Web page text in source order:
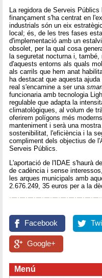
La regidora de Serveis
finançament s'ha centrat en
industrials són un eix
local; és, de les tres fases
d'implementació amb un
obsolet, per la qual cosa
la seguretat nocturna i,
d'aquests entorns als quals
als carrils que hem anat
ha destacat que aquesta
real s'encamine a ser una
funcionaria amb tecnologia
regulable que adapta la
climatològiques, al volum de
oferirem polígons més
manteniment i serà una
sostenibilitat, l'eficiència i la
compliment dels objectius de
Serveis Públics.
L'aportació de l'IDAE s'haurà
de cadència i sense
les arques municipals amb
2.676.249, 35 euros per a la
Facebook
Google+
Menú